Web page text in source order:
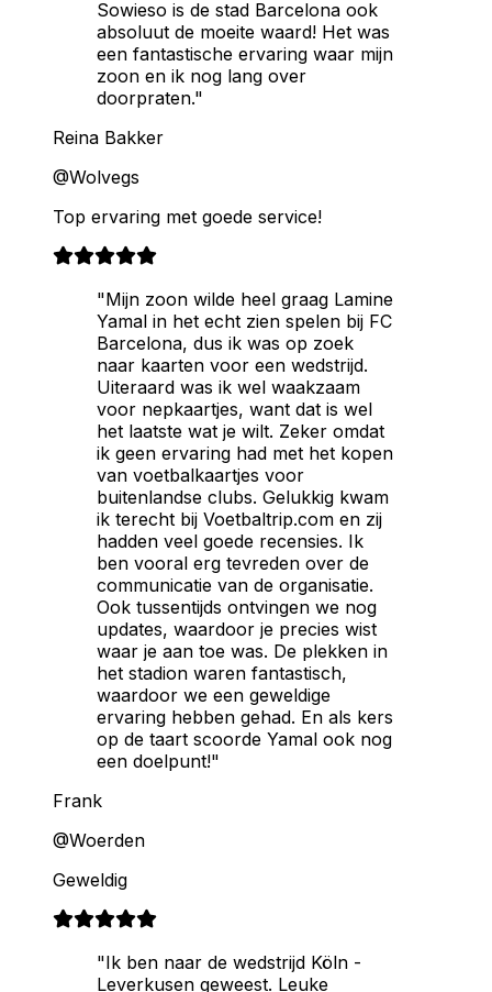
Sowieso is de stad Barcelona ook
absoluut de moeite waard! Het was
een fantastische ervaring waar mijn
zoon en ik nog lang over
doorpraten."
Reina Bakker
@Wolvegs
Top ervaring met goede service!
"Mijn zoon wilde heel graag Lamine
Yamal in het echt zien spelen bij FC
Barcelona, dus ik was op zoek
naar kaarten voor een wedstrijd.
Uiteraard was ik wel waakzaam
voor nepkaartjes, want dat is wel
het laatste wat je wilt. Zeker omdat
ik geen ervaring had met het kopen
van voetbalkaartjes voor
buitenlandse clubs. Gelukkig kwam
ik terecht bij Voetbaltrip.com en zij
hadden veel goede recensies. Ik
ben vooral erg tevreden over de
communicatie van de organisatie.
Ook tussentijds ontvingen we nog
updates, waardoor je precies wist
waar je aan toe was. De plekken in
het stadion waren fantastisch,
waardoor we een geweldige
ervaring hebben gehad. En als kers
op de taart scoorde Yamal ook nog
een doelpunt!"
Frank
@Woerden
Geweldig
"Ik ben naar de wedstrijd Köln -
Leverkusen geweest. Leuke